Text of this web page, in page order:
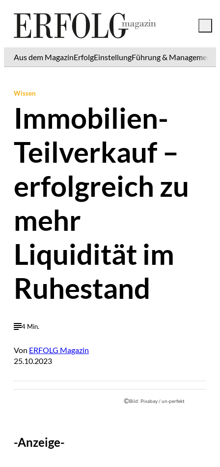
Aus dem MagazinErfolgEinstellungFührung & Management
Wissen
Immobilien-
Teilverkauf –
erfolgreich zu
mehr
Liquidität im
Ruhestand
4 Min.
Von ERFOLG Magazin
25.10.2023
©Bild: Pixabay / un-perfekt
-Anzeige-